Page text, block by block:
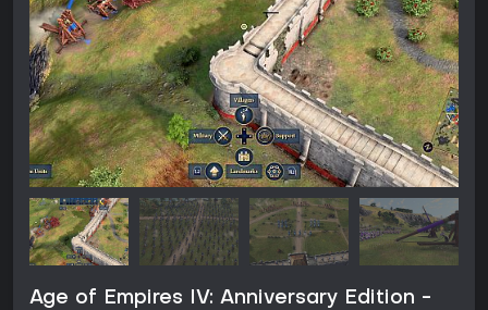
Age of Empires IV: Anniversary Edition -